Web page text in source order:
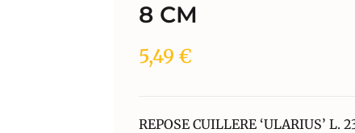
8 CM
5,49 €
REPOSE CUILLERE ‘ULARIUS’ L.